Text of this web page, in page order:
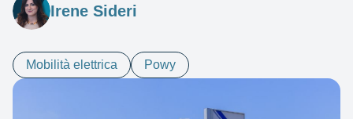
Irene Sideri
Mobilità elettrica Powy